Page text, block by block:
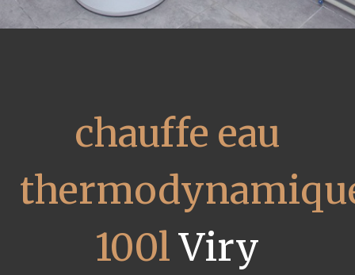
chauffe eau
100lViry